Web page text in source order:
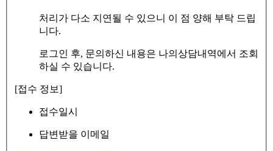
처리가 다소 지연될 수 있으니 이 점 양해 부탁 드립
니다.
로그인 후, 문의하신 내용은 나의상담내역에서 조회
하실 수 있습니다.
[접수 정보]
접수일시
답변받을 이메일